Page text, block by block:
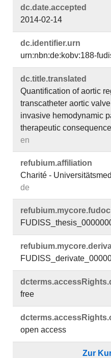
dc.​date.​accepted
2014-02-14
dc.​identifier.​urn
urn:nbn:de:kobv:188-
dc.​title.​translated
Quantification of aortic
transcatheter aortic
invasive hemodynamic
therapeutic
en
refubium.​affiliation
Charité -
de
free
open access
Zur